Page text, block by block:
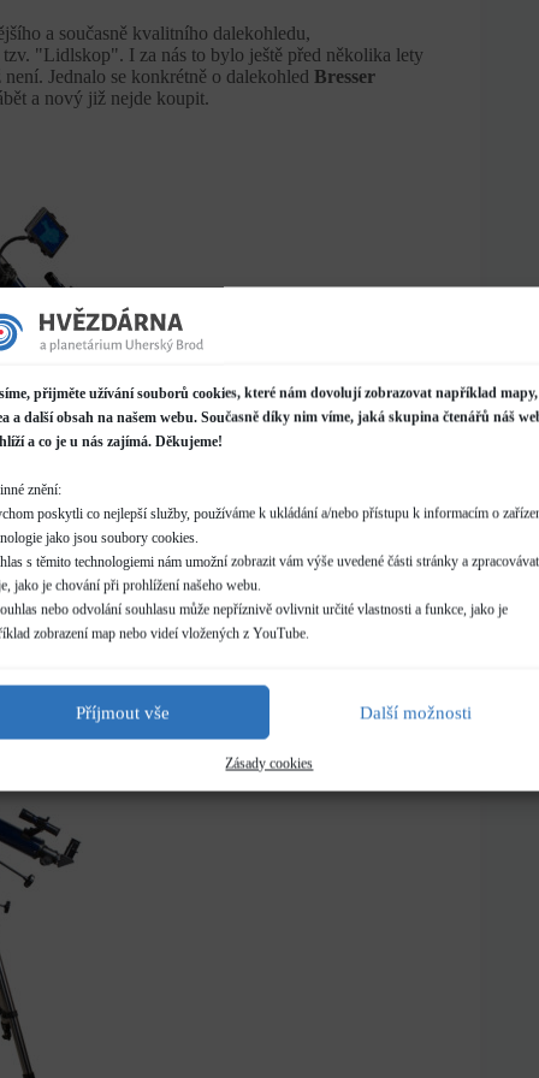
přijměte užívání souborů cookies, které nám dovolují zobrazovat například mapy,
a další obsah na našem webu. Současně díky nim víme, jaká skupina čtenářů náš
a co je u nás zajímá. Děkujeme!
znění:
poskytli co nejlepší služby, používáme k ukládání a/nebo přístupu k informacím o
jako jsou soubory cookies.
s těmito technologiemi nám umožní zobrazit vám výše uvedené části stránky a zpracovávat
jako je chování při prohlížení našeho webu.
nebo odvolání souhlasu může nepříznivě ovlivnit určité vlastnosti a funkce, jako je
zobrazení map nebo videí vložených z YouTube.
Příjmout vše Další možnosti
Zásady cookies
a současně kvalitního dalekohledu,
"Lidlskop". I za nás to bylo ještě před několika lety
Jednalo se konkrétně o dalekohled Bresser
a nový již nejde koupit.
varianta AZ
troše hledání na Bazoši, Sbazaru, Aukru nebo na
optiku a samotný dalekohled, lišily se pouze v
azimutální montáž. Ta je pro začátečníky jednodušší
nebo doleva/doprava. Bohužel, protože se zde
chvěl.
po příchodu dříve zmíněné novější verze prodávala
ekvatoriální montáž. Zde je ovládání o malou trošku
vycházejí ze souřadnicového systému, který
nějak zázračná, nicméně byla stále pevnější,